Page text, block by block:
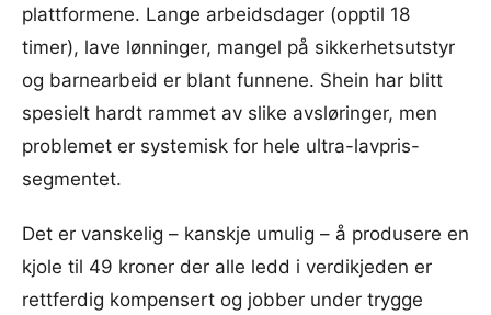
plattformene. Lange arbeidsdager (opptil 18
timer), lave lønninger, mangel på sikkerhetsutstyr
og barnearbeid er blant funnene. Shein har blitt
spesielt hardt rammet av slike avsløringer, men
problemet er systemisk for hele ultra-lavpris-
segmentet.
Det er vanskelig – kanskje umulig – å produsere en
kjole til 49 kroner der alle ledd i verdikjeden er
rettferdig kompensert og jobber under trygge